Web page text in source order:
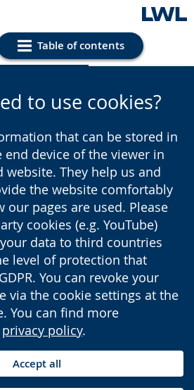
Table of contents
settings
to use cookies?
that can be stored in
device of the viewer in
They help us and
the website comfortably
our pages are used. Please
cookies (e.g. YouTube)
data to third countries
level of protection that
You can revoke your
via the cookie settings at the
You can find more
privacy policy.
Accept all